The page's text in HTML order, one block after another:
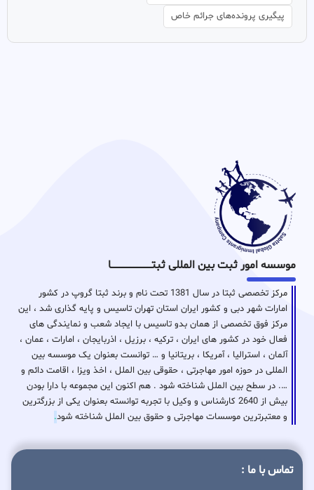
پیگیری پرونده‌های جرائم خاص
موسسه امور ثبت بین المللی ثبتـــــــــــــــــــــــــــــا
مرکز تخصصی ثبتا در سال 1381 تحت نام و برند ثبتا گروپ در کشور
امارات شهر دبی و کشور ایران استان تهران تاسیس و پایه گذاری شد ، این
مرکز فوق تخصصی از همان بدو تاسیس با ایجاد شعب و نمایندگی های
فعال خود در کشور های ایران ، ترکیه ، برزیل ، اذربایجان ، امارات ، عمان ،
آلمان ، استرالیا ، آمریکا ، بریتانیا و … توانست بعنوان یک موسسه بین
المللی در حوزه امور مهاجرتی ، حقوقی بین الملل ، اخذ ویزا ، اقامت دائم و
…. در سطح بین الملل شناخته شود . هم اکنون این مجموعه با دارا بودن
بیش از 2640 کارشناس و وکیل با تجربه توانسته بعنوان یکی از بزرگترین
و معتبرترین موسسات مهاجرتی و حقوق بین الملل شناخته شود.
تماس با ما :